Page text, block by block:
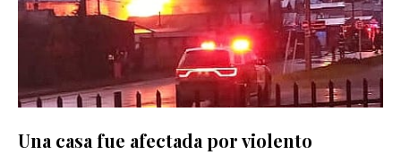
Una casa fue afectada por violento